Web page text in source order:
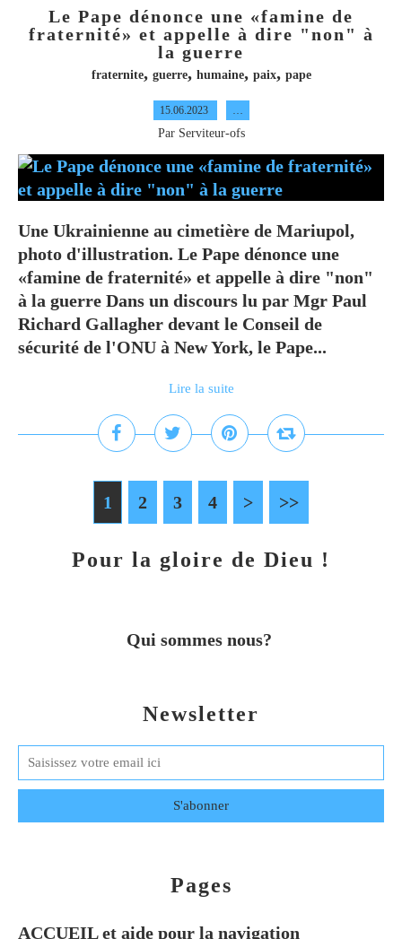
Le Pape dénonce une «famine de
fraternité» et appelle à dire "non" à
la guerre
fraternite, guerre, humaine, paix, pape
15.06.2023 …
Par Serviteur-ofs
Une Ukrainienne au cimetière de Mariupol,
photo d'illustration. Le Pape dénonce une
«famine de fraternité» et appelle à dire "non"
à la guerre Dans un discours lu par Mgr Paul
Richard Gallagher devant le Conseil de
sécurité de l'ONU à New York, le Pape...
Lire la suite
1 2 3 4 > >>
Newsletter
Pages
ACCUEIL et aide pour la navigation
Pour la gloire de Dieu !
Qui sommes nous?